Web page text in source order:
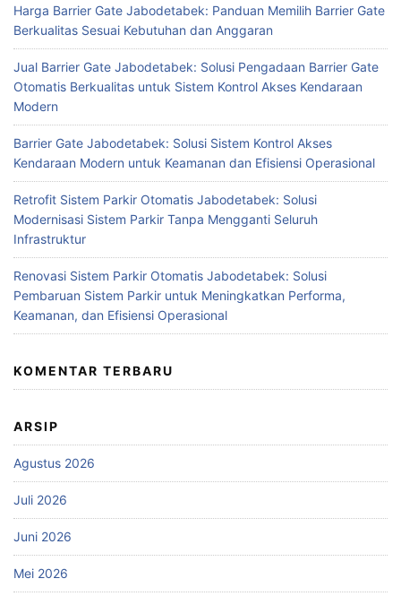
Harga Barrier Gate Jabodetabek: Panduan Memilih Barrier Gate
Berkualitas Sesuai Kebutuhan dan Anggaran
Jual Barrier Gate Jabodetabek: Solusi Pengadaan Barrier Gate
Otomatis Berkualitas untuk Sistem Kontrol Akses Kendaraan
Modern
Barrier Gate Jabodetabek: Solusi Sistem Kontrol Akses
Kendaraan Modern untuk Keamanan dan Efisiensi Operasional
Retrofit Sistem Parkir Otomatis Jabodetabek: Solusi
Modernisasi Sistem Parkir Tanpa Mengganti Seluruh
Infrastruktur
Renovasi Sistem Parkir Otomatis Jabodetabek: Solusi
Pembaruan Sistem Parkir untuk Meningkatkan Performa,
Keamanan, dan Efisiensi Operasional
KOMENTAR TERBARU
ARSIP
Agustus 2026
Juli 2026
Juni 2026
Mei 2026